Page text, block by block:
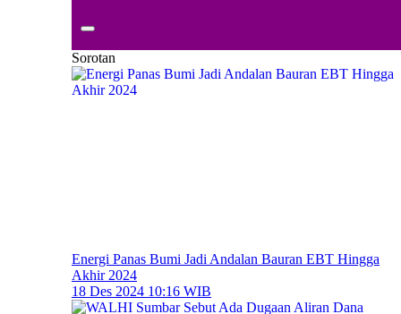
Sorotan
Energi Panas Bumi Jadi Andalan Bauran EBT Hingga
Akhir 2024
18 Des 2024 10:16 WIB